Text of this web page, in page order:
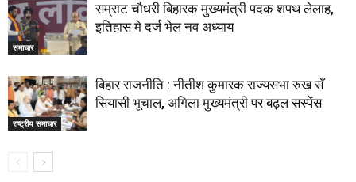
समाचार
सम्राट चौधरी बिहारक मुख्यमंत्री पदक शपथ लेलाह,
इतिहास मे दर्ज भेल नव अध्याय
राष्ट्रीय समाचार
बिहार राजनीति : नीतीश कुमारक राज्यसभा रुख सँ
सियासी भूचाल, अगिला मुख्यमंत्री पर बढ़ल सस्पेंस